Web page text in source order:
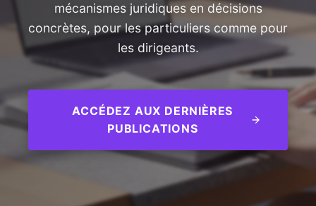
mécanismes juridiques en décisions
concrètes, pour les particuliers comme pour
les dirigeants.
ACCÉDEZ AUX DERNIÈRES
PUBLICATIONS